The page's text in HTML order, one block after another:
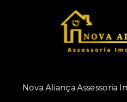
Nova Aliança Assessoria